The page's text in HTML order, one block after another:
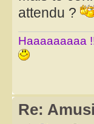
attendu ?
Haaaaaaaaa
Re: